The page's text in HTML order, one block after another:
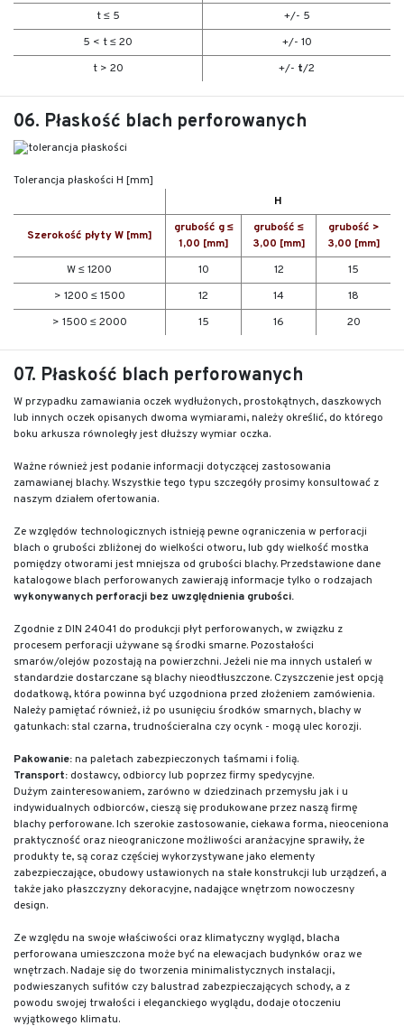
t ≤ 5
+/- 5
5 < t ≤ 20
+/- 10
t > 20
+/- t/2
06. Płaskość blach perforowanych
Tolerancja płaskości H [mm]
H
Szerokość płyty W [mm]
grubość g ≤
1,00 [mm]
grubość ≤
3,00 [mm]
grubość >
3,00 [mm]
W ≤ 1200
10 12
15
> 1200 ≤ 1500
12 14
18
> 1500 ≤ 2000
15 16 20
07. Płaskość blach perforowanych
W przypadku zamawiania oczek wydłużonych, prostokątnych, daszkowych
lub innych oczek opisanych dwoma wymiarami, należy określić, do którego
boku arkusza równoległy jest dłuższy wymiar oczka.
Ważne również jest podanie informacji dotyczącej zastosowania
zamawianej blachy. Wszystkie tego typu szczegóły prosimy konsultować z
naszym działem ofertowania.
Ze względów technologicznych istnieją pewne ograniczenia w perforacji
blach o grubości zbliżonej do wielkości otworu, lub gdy wielkość mostka
pomiędzy otworami jest mniejsza od grubości blachy. Przedstawione dane
katalogowe blach perforowanych zawierają informacje tylko o rodzajach
wykonywanych perforacji bez uwzględnienia grubości.
Zgodnie z DIN 24041 do produkcji płyt perforowanych, w związku z
procesem perforacji używane są środki smarne. Pozostałości
smarów/olejów pozostają na powierzchni. Jeżeli nie ma innych ustaleń w
standardzie dostarczane są blachy nieodtłuszczone. Czyszczenie jest opcją
dodatkową, która powinna być uzgodniona przed złożeniem zamówienia.
Należy pamiętać również, iż po usunięciu środków smarnych, blachy w
gatunkach: stal czarna, trudnościeralna czy ocynk - mogą ulec korozji.
Pakowanie:na paletach zabezpieczonych taśmami i folią.
Transport: dostawcy, odbiorcy lub poprzez firmy spedycyjne.
Dużym zainteresowaniem, zarówno w dziedzinach przemysłu jak i u
indywidualnych odbiorców, cieszą się produkowane przez naszą firmę
blachy perforowane. Ich szerokie zastosowanie, ciekawa forma, nieoceniona
praktyczność oraz nieograniczone możliwości aranżacyjne sprawiły, że
produkty te, są coraz częściej wykorzystywane jako elementy
zabezpieczające, obudowy ustawionych na stałe konstrukcji lub urządzeń, a
także jako płaszczyzny dekoracyjne, nadające wnętrzom nowoczesny
design.
Ze względu na swoje właściwości oraz klimatyczny wygląd, blacha
perforowana umieszczona może być na elewacjach budynków oraz we
wnętrzach. Nadaje się do tworzenia minimalistycznych instalacji,
podwieszanych sufitów czy balustrad zabezpieczających schody, a z
powodu swojej trwałości i eleganckiego wyglądu, dodaje otoczeniu
wyjątkowego klimatu.